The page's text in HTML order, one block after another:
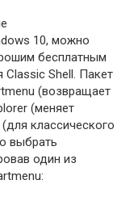
10, можно
бесплатным
Classic Shell. Пакет
(возвращает
(меняет
классического
выбрать
один из